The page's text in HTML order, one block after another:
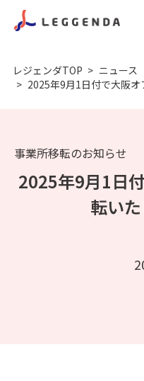
レジェンダTOP
ニュース
2025年9月1日付で大阪オ
事業所移転のお知らせ
2025年9月1日
転いた